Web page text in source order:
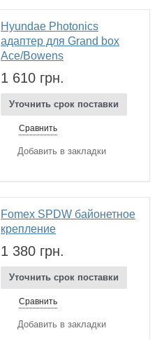
Hyundae Photonics
адаптер для Grand box
Ace/Bowens
1 610 грн.
Уточнить срок поставки
Сравнить
Добавить в закладки
Fomex SPDW байонетное
крепление
1 380 грн.
Уточнить срок поставки
Сравнить
Добавить в закладки